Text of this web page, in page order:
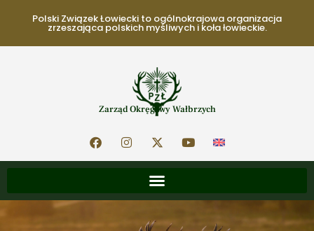
Polski Związek Łowiecki to ogólnokrajowa organizacja
zrzeszająca polskich myśliwych i koła łowieckie.
Zarząd Okręgowy Wałbrzych